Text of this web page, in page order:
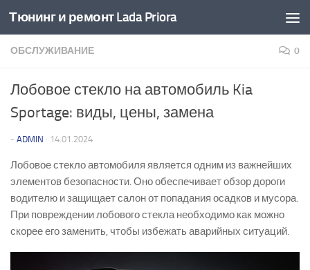
Перейти к содержимому
Тюнинг и ремонт Lada Priora
ОБСЛУЖИВАНИЕ 0
Лобовое стекло на автомобиль Kia
Sportage: виды, цены, замена
- ADMIN · 14.01.2024
Лобовое стекло автомобиля является одним из важнейших
элементов безопасности. Оно обеспечивает обзор дороги
водителю и защищает салон от попадания осадков и мусора.
При повреждении лобового стекла необходимо как можно
скорее его заменить, чтобы избежать аварийных ситуаций.